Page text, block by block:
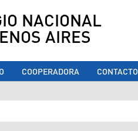
NACIONAL
AIRES
COOPERADORA CONTACTO
aquí